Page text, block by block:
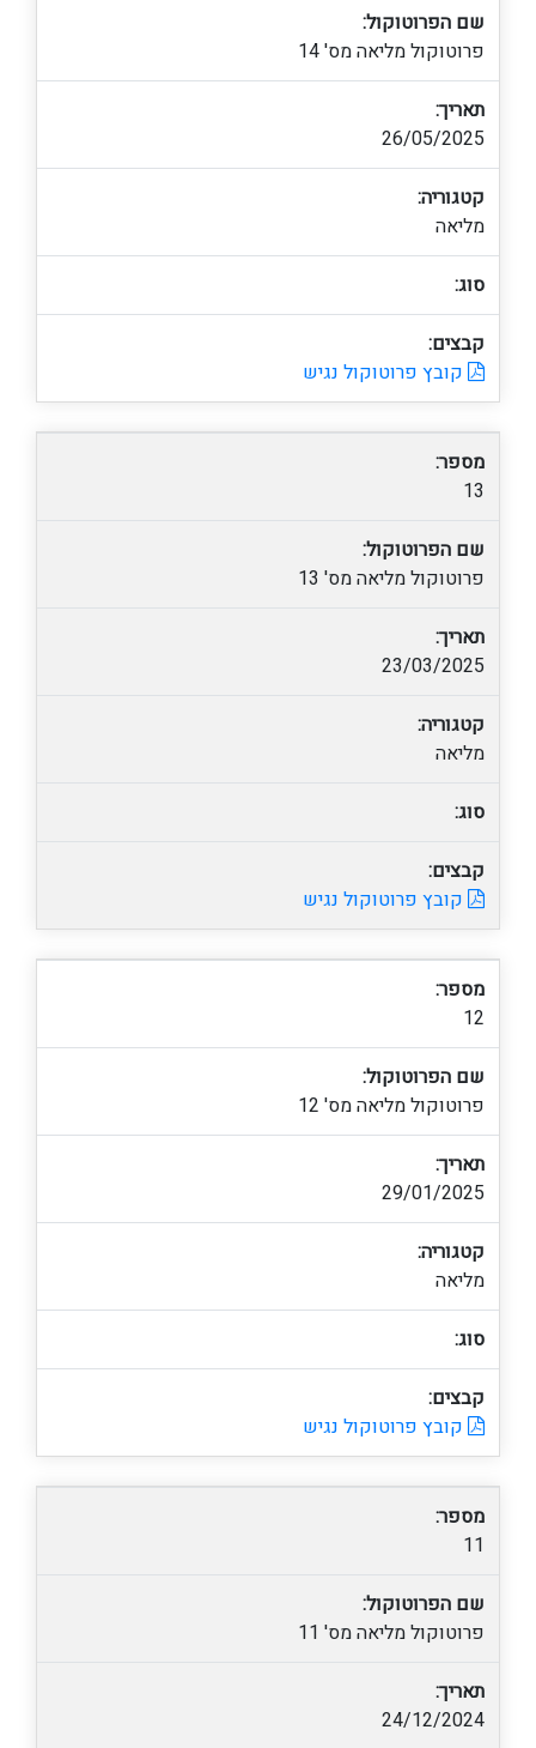
שם הפרוטוקול:
פרוטוקול מליאה מס' 14
תאריך:
26/05/2025
קטגוריה:
מליאה
סוג:
קבצים:
קובץ פרוטוקול נגיש
מספר:
13
שם הפרוטוקול:
פרוטוקול מליאה מס' 13
תאריך:
23/03/2025
קטגוריה:
מליאה
סוג:
קבצים:
קובץ פרוטוקול נגיש
מספר:
12
שם הפרוטוקול:
פרוטוקול מליאה מס' 12
תאריך:
29/01/2025
קטגוריה:
מליאה
סוג:
קבצים:
קובץ פרוטוקול נגיש
מספר:
11
שם הפרוטוקול:
פרוטוקול מליאה מס' 11
תאריך:
24/12/2024